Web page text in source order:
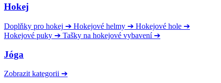
Hokej
Doplňky pro hokej ➔ Hokejové helmy ➔ Hokejové hole ➔
Hokejové puky ➔ Tašky na hokejové vybavení ➔
Jóga
Zobrazit kategorii ➔